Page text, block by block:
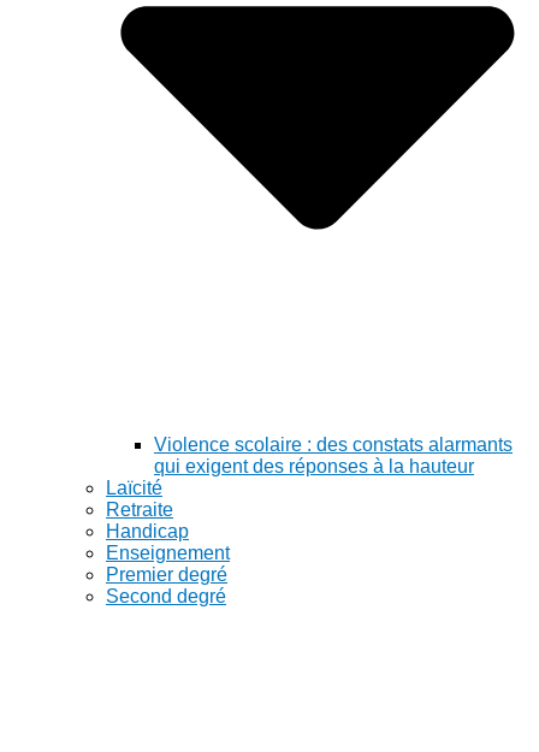
Violence scolaire : des constats alarmants
qui exigent des réponses à la hauteur
Laïcité
Retraite
Handicap
Enseignement
Premier degré
Second degré